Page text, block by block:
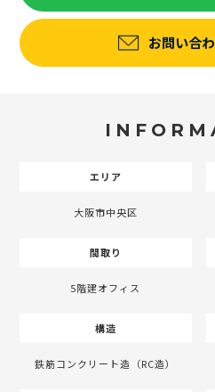
お問い合
エリア
大阪市中央区
間取り
5階建オフィス
構造
鉄筋コンクリート造（RC造）